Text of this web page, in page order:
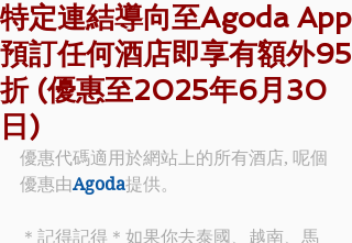
特定連結導向至Agoda App
預訂任何酒店即享有額外95
折 (優惠至2025年6月30
日)
優惠代碼適用於網站上的所有酒店, 呢個
優惠由Agoda提供。
＊記得記得＊如果你去泰國、越南、馬